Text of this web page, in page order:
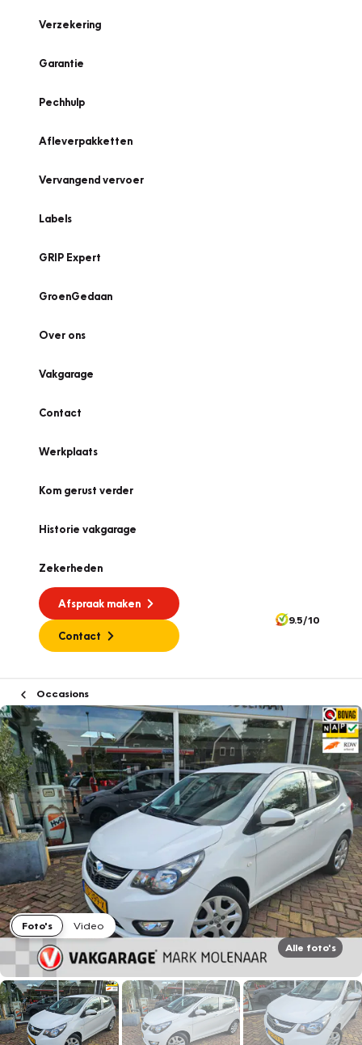
Verzekering
Garantie
Pechhulp
Afleverpakketten
Vervangend vervoer
Labels
GRIP Expert
GroenGedaan
Over ons
Vakgarage
Contact
Werkplaats
Kom gerust verder
Historie vakgarage
Zekerheden
Afspraak maken
Contact
9.5/10
Occasions
Foto's
Video
Alle foto's